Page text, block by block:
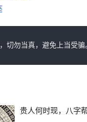
切勿当真，避免上当受
贵人何时现，八字